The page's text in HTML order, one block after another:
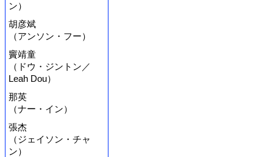
ン）
胡彦斌
（アンソン・フー）
竇靖童
（ドウ・ジントン／
Leah Dou）
那英
（ナー・イン）
張杰
（ジェイソン・チャ
ン）